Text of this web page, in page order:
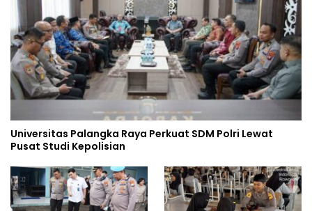
Universitas Palangka Raya Perkuat SDM Polri Lewat
Pusat Studi Kepolisian